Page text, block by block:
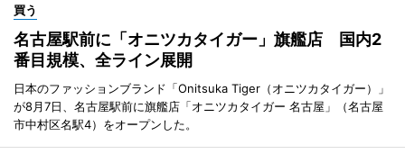
買う
名古屋駅前に「オニツカタイガー」旗艦店 国内2
番目規模、全ライン展開
日本のファッションブランド「Onitsuka Tiger（オニツカタイガー）」
が8月7日、名古屋駅前に旗艦店「オニツカタイガー 名古屋」（名古屋
市中村区名駅4）をオープンした。